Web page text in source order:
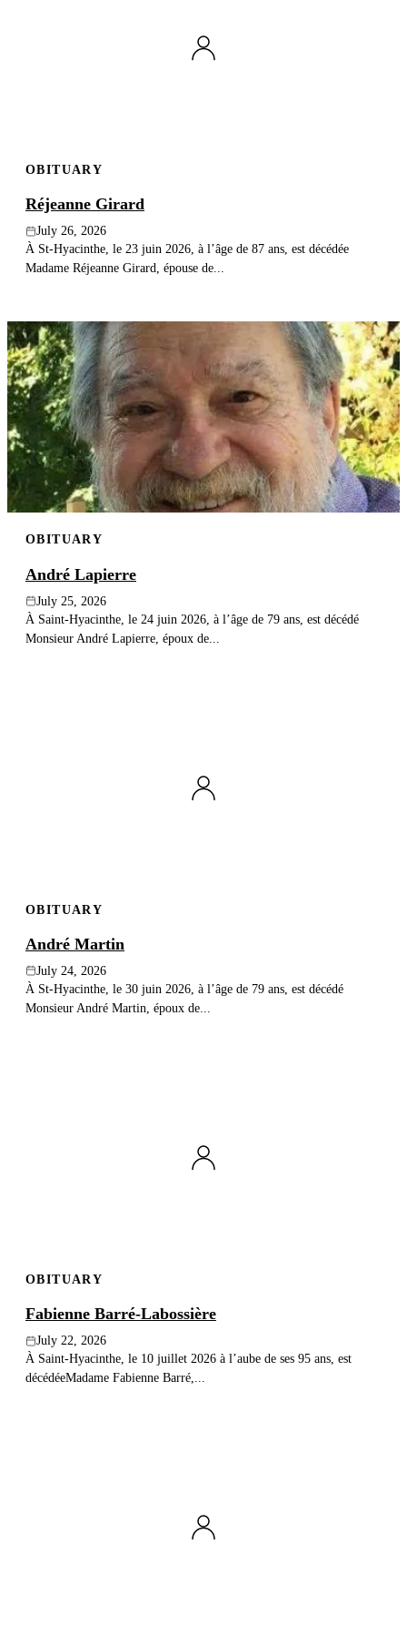
OBITUARY
Réjeanne Girard
July 26, 2026
À St-Hyacinthe, le 23 juin 2026, à l’âge de 87 ans, est décédée
Madame Réjeanne Girard, épouse de...
OBITUARY
André Lapierre
July 25, 2026
À Saint-Hyacinthe, le 24 juin 2026, à l’âge de 79 ans, est décédé
Monsieur André Lapierre, époux de...
OBITUARY
André Martin
July 24, 2026
À St-Hyacinthe, le 30 juin 2026, à l’âge de 79 ans, est décédé
Monsieur André Martin, époux de...
OBITUARY
Fabienne Barré-Labossière
July 22, 2026
À Saint-Hyacinthe, le 10 juillet 2026 à l’aube de ses 95 ans, est
décédéeMadame Fabienne Barré,...